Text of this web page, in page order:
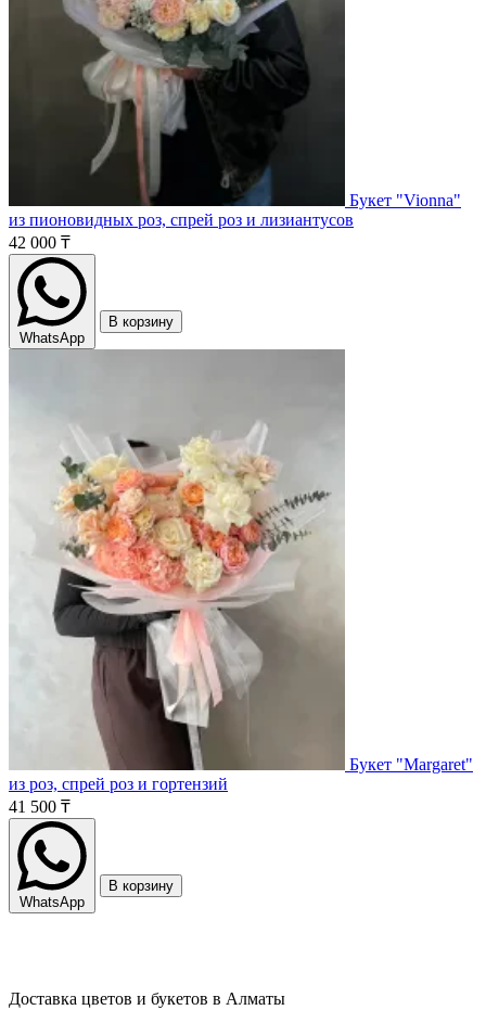
Букет "Vionna"
из пионовидных роз, спрей роз и лизиантусов
42 000 ₸
WhatsApp
В корзину
Букет "Margaret"
из роз, спрей роз и гортензий
41 500 ₸
WhatsApp
В корзину
Доставка цветов и букетов в Алматы